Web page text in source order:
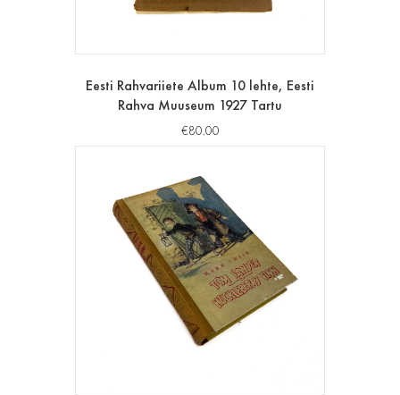
Eesti Rahvariiete Album 10 lehte, Eesti
Rahva Muuseum 1927 Tartu
€80.00